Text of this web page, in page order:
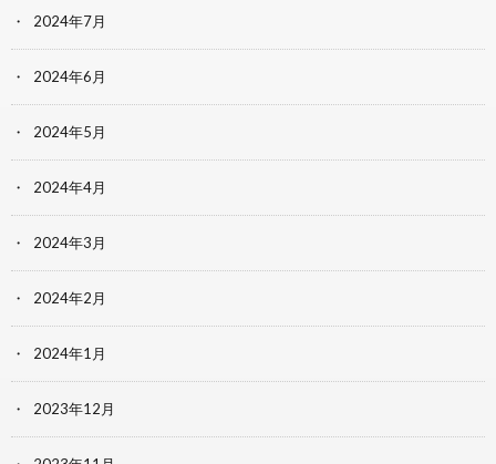
2024年7月
2024年6月
2024年5月
2024年4月
2024年3月
2024年2月
2024年1月
2023年12月